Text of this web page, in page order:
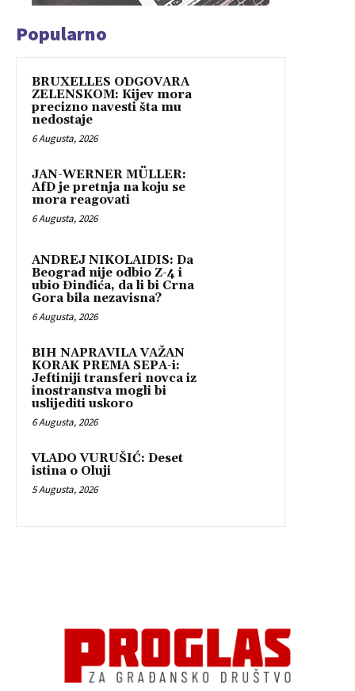
Popularno
BRUXELLES ODGOVARA
ZELENSKOM: Kijev mora
precizno navesti šta mu
nedostaje
6 Augusta, 2026
JAN-WERNER MÜLLER:
AfD je pretnja na koju se
mora reagovati
6 Augusta, 2026
ANDREJ NIKOLAIDIS: Da
Beograd nije odbio Z-4 i
ubio Đinđića, da li bi Crna
Gora bila nezavisna?
6 Augusta, 2026
BIH NAPRAVILA VAŽAN
KORAK PREMA SEPA-i:
Jeftiniji transferi novca iz
inostranstva mogli bi
uslijediti uskoro
6 Augusta, 2026
VLADO VURUŠIĆ: Deset
istina o Oluji
5 Augusta, 2026